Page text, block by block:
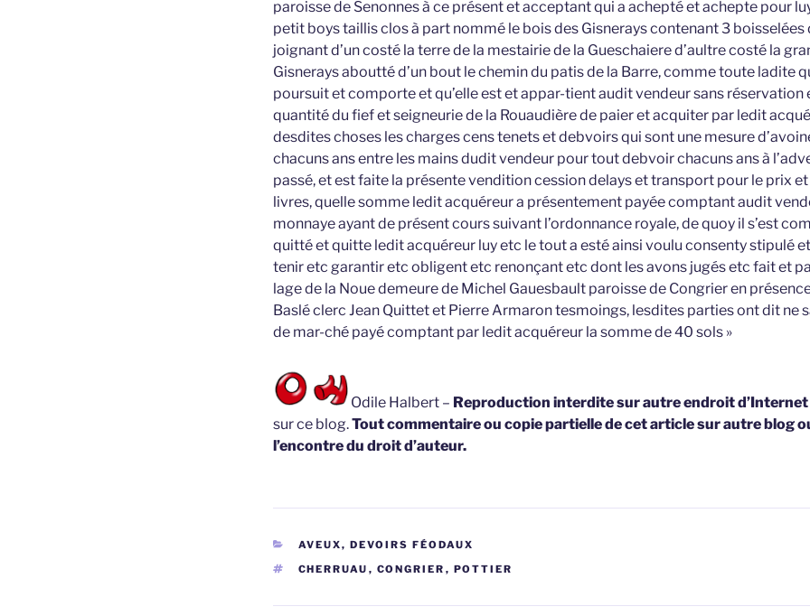
paroisse de Senonnes à ce présent et acceptant qui a achepté et achepte pour
petit boys taillis clos à part nommé le bois des Gisnerays contenant 3 boisselées
joignant d’un costé la terre de la mestairie de la Gueschaiere d’aultre costé la
Gisnerays aboutté d’un bout le chemin du patis de la Barre, comme toute ladite
poursuit et comporte et qu’elle est et appar-tient audit vendeur sans réservation
quantité du fief et seigneurie de la Rouaudière de paier et acquiter par ledit
desdites choses les charges cens tenets et debvoirs qui sont une mesure
chacuns ans entre les mains dudit vendeur pour tout debvoir chacuns ans à
passé, et est faite la présente vendition cession delays et transport pour le prix
livres, quelle somme ledit acquéreur a présentement payée comptant audit
monnaye ayant de présent cours suivant l’ordonnance royale, de quoy il s’est
quitté et quitte ledit acquéreur luy etc le tout a esté ainsi voulu consenty stipulé
tenir etc garantir etc obligent etc renonçant etc dont les avons jugés etc fait et
lage de la Noue demeure de Michel Gauesbault paroisse de Congrier en
Baslé clerc Jean Quittet et Pierre Armaron tesmoings, lesdites parties ont dit ne
de mar-ché payé comptant par ledit acquéreur la somme de 40 sols »
Odile Halbert – Reproduction interdite sur autre endroit d’Internet
sur ce blog.Tout commentaire ou copie partielle de cet article sur autre blog
l’encontre du droit d’auteur.
CATÉGORIES
AVEUX, DEVOIRS FÉODAUX
ÉTIQUETTES
CHERRUAU , CONGRIER , POTTIER